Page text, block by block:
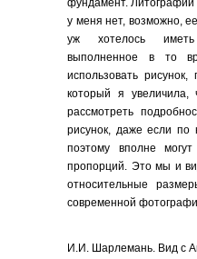
фундамент. Литографии
у меня нет, возможно,
уж хотелось
выполненное в то
использовать
который я увеличила,
рассмотреть
рисунок, даже если по
поэтому вполне
пропорций. Это мы и
относительные
современной
И.И. Шарлемань. Вид с